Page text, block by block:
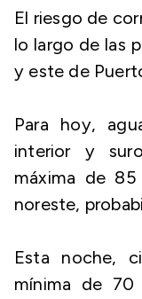
El riesgo de
lo largo de las
y este de
Para hoy,
interior y
máxima de
noreste,
Esta noche,
mínima de 70